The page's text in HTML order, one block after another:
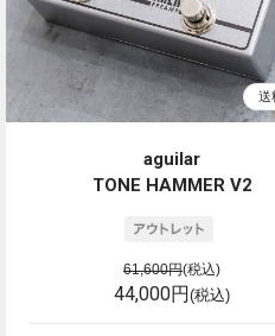
aguilar
TONE HAMMER V2
61,600円(税込)
44,000円(税込)